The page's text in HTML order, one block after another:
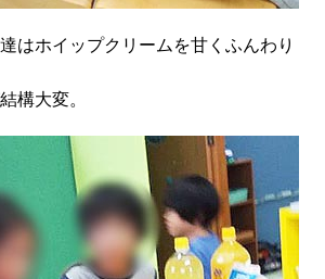
はホイップクリームを甘くふんわり
構大変。